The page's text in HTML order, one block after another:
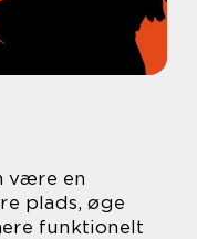
være en
plads, øge
funktionelt